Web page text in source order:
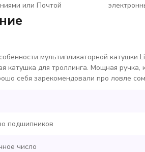
или Почтой
мультипликаторной катушки
катушка для троллинга. Мощная ручка,
себя зарекомендовали про ловле
подшипников
число